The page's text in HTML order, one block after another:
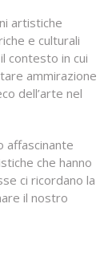
artistiche
e culturali
contesto in cui
ammirazione
dell’arte nel
affascinante
che hanno
ci ricordano la
il nostro